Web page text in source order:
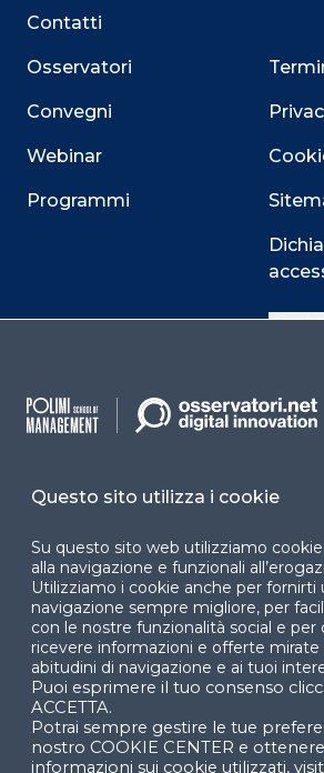
Contatti
Osservatori
Convegni
Webinar
Programmi
Facebook LinkedIn
© 2024 Copyright © Politecnico di
di Ingegneria Gestionale
Questo sito utilizza i cookie
Su questo sito web utilizziamo
alla navigazione e funzionali
Utilizziamo i cookie anche per fornirti
navigazione sempre migliore, per
con le nostre funzionalità social e per
ricevere informazioni e offerte
abitudini di navigazione e ai tuoi
Puoi esprimere il tuo consenso
ACCETTA.
Potrai sempre gestire le tue
nostro COOKIE CENTER e
informazioni sui cookie utilizzati,